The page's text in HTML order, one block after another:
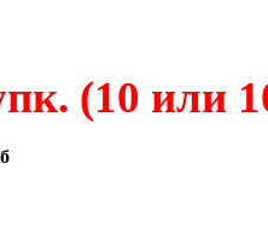
(10 или